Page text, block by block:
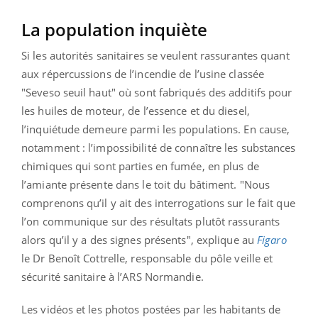
La population inquiète
Si les autorités sanitaires se veulent rassurantes quant
aux répercussions de l’incendie de l’usine classée
"Seveso seuil haut" où sont fabriqués des additifs pour
les huiles de moteur, de l’essence et du diesel,
l’inquiétude demeure parmi les populations. En cause,
notamment : l’impossibilité de connaître les substances
chimiques qui sont parties en fumée, en plus de
l’amiante présente dans le toit du bâtiment. "Nous
comprenons qu’il y ait des interrogations sur le fait que
l’on communique sur des résultats plutôt rassurants
alors qu’il y a des signes présents", explique au Figaro
le Dr Benoît Cottrelle, responsable du pôle veille et
sécurité sanitaire à l’ARS Normandie.
Les vidéos et les photos postées par les habitants de